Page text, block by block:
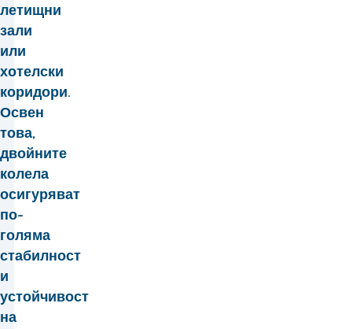
летищни
зали
или
хотелски
коридори.
Освен
това,
двойните
колела
осигуряват
по-
голяма
стабилност
и
устойчивост
на